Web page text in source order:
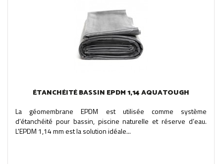
ÉTANCHÉITÉ BASSIN EPDM 1,14 AQUATOUGH
La géomembrane EPDM est utilisée comme système
d’étanchéité pour bassin, piscine naturelle et réserve d’eau.
L'EPDM 1,14 mm est la solution idéale...